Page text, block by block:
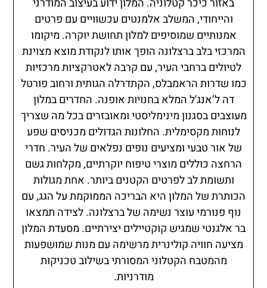
באזור כיכר קטלוניה. המלון ידוע בעיצוב המודרני
והייחודי, המשלב אלמנטים עכשוויים עם פרטים
אמנותיים שמוסיפים למלון תחושת יוקרה. מיקומו
המרכזי בלב ברצלונה הופך אותו לנקודת מוצא מצוינת
לטיולים ברחבי העיר, עם קרבה לאטרקציות מרכזיות
כמו שדרות הראמבלס, הקתדרלה הגותית ורחוב פורטל
דה ל’אנג'ל המלא בחנויות אופנה. החדרים במלון
מעוצבים בסגנון מינימליסטי ומאובזרים בכל מה שצריך
לנוחות מקסימלית. החלונות הגדולים מכניסים שפע
של אור טבעי ומציעים נופים נפלאים של העיר. חדרי
הרחצה כוללים מוצרי טיפוח יוקרתיים, מקלחות גשם
ותשומת לב לפרטים הקטנים ביותר. אחת מגולות
הכותרת של המלון היא הבריכה הממוקמת על הגג, עם
נוף פנורמי עוצר נשימה של ברצלונה. לצידה תמצאו
בר אלגנטי שמגיש קוקטיילים יצירתיים. מסעדת המלון
מציעה חוויה קולינרית מרשימה עם מנות שמושפעות
מהמטבח הקטלוני המסורתי בשילוב טכניקות
מודרניות.